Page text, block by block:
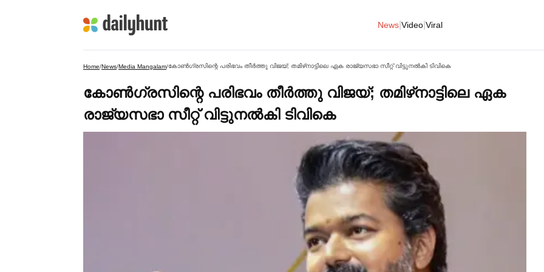
News Video Viral
Home/News/Media Mangalam/കോണ്‍ഗ്രസിന്റെ പരിഭവം തീര്‍ത്തു വിജയ്; തമിഴ്‌നാട്ടിലെ ഏക രാജ്യസഭാ സീറ്റ് വിട്ടുനല്‍കി ടിവികെ
കോണ്‍ഗ്രസിന്റെ പരിഭവം തീര്‍ത്തു വിജയ്; തമിഴ്‌നാട്ടിലെ ഏക
രാജ്യസഭാ സീറ്റ് വിട്ടുനല്‍കി ടിവികെ